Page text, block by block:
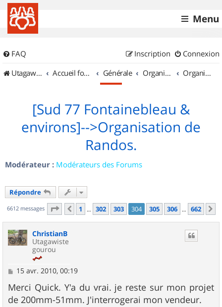
Menu
FAQ Connexion
Inscription
UtagawaVTT (Randos VTT et VTTAE avec traces GPS)
Accueil forum Générale Organisation de sorties & Recherche de partenaires Organisation de sorties en région Île de France
[Sud 77 Fontainebleau &
environs]-->Organisation de
Randos.
Modérateur : Modérateurs des Forums
Répondre
6612 messages Page 304 sur662
Précédent
1 … 302 303 304 305 306 … 662
ChristianB
Utagawiste
gourou
M
s
s
a
15 avr. 2010, 00:19
Merci Quick. Y'a du vrai. je reste sur mon projet
de 200mm-51mm. J'interrogerai mon vendeur.